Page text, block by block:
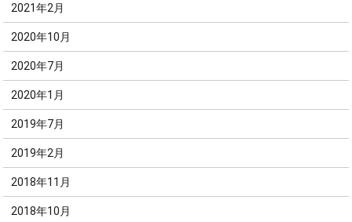
2021年2月
2020年10月
2020年7月
2020年1月
2019年7月
2019年2月
2018年11月
2018年10月